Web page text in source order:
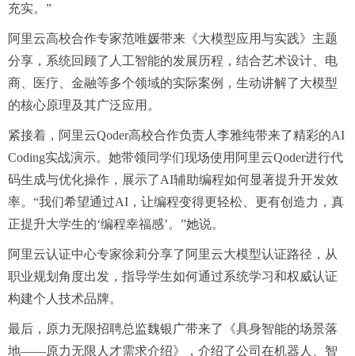
充实。”
阿里云高校合作专家范唯媛带来《大模型应用与实践》主题
分享，系统回顾了人工智能的发展历程，结合艺术设计、电
商、医疗、金融等多个领域的实际案例，生动讲解了大模型
的核心原理及其广泛应用。
紧接着，阿里云Qoder高校合作负责人李雅纯带来了精彩的AI
Coding实战演示。她带领同学们现场使用阿里云Qoder进行代
码生成与优化操作，展示了AI辅助编程如何显著提升开发效
率。“我们希望通过AI，让编程变得更轻松、更有创造力，真
正提升大学生的‘编程幸福感’。”她说。
阿里云认证中心专家徐莉分享了阿里云大模型认证路径，从
职业规划角度出发，指导学生如何通过系统学习和权威认证
构建个人技术品牌。
最后，原力无限招聘总监魏银广带来了《具身智能的场景落
地——原力无限人才需求介绍》，介绍了公司在机器人、智